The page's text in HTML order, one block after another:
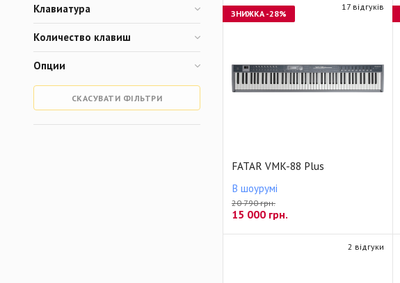
FATAR VMK-88 Plus
В шоурумі
20 790 грн.
15 000 грн.
17 відгуків
ЗНИЖКА -28%
2 відгуки
Клавиатура
Количество клавиш
Опции
СКАСУВАТИ ФІЛЬТРИ